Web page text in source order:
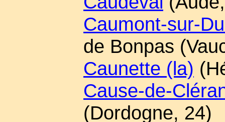
Caumont-sur-
de Bonpas
Caunette (la)
Cause-de-
(Dordogne, 24)